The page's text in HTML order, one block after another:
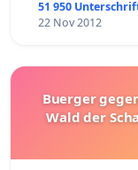
51 950
22 Nov 2012
Buerger
Wald der